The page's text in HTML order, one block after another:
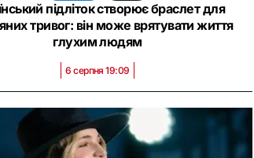
підліток створює браслет для
тривог: він може врятувати життя
глухим людям
6 серпня 19:09